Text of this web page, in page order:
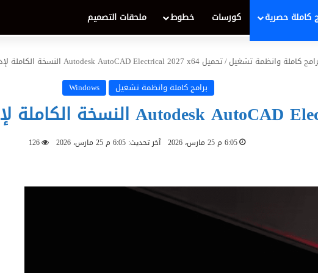
كاملة حصرية كورسات خطوط ملحقات التصميم
كاملة وانظمة تشغيل/تحميل Autodesk AutoCAD Electrical 2027 x64 النسخة الكاملة لإدارة الدوائر الكهربائية بذكاء
برامج كاملة وانظمة تشغيل
Windows
6:05 م 25 مارس، 2026 آخر تحديث: 6:05 م 25 مارس، 2026 126